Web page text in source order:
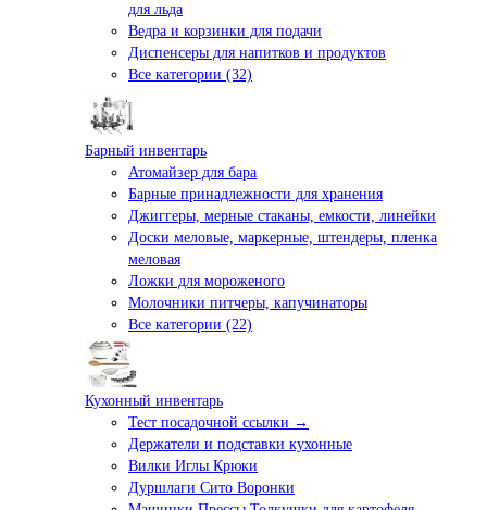
для льда
Ведра и корзинки для подачи
Диспенсеры для напитков и продуктов
Все категории (32)
Барный инвентарь
Атомайзер для бара
Барные принадлежности для хранения
Джиггеры, мерные стаканы, емкости, линейки
Доски меловые, маркерные, штендеры, пленка
меловая
Ложки для мороженого
Молочники питчеры, капучинаторы
Все категории (22)
Кухонный инвентарь
Тест посадочной ссылки →
Держатели и подставки кухонные
Вилки Иглы Крюки
Дуршлаги Сито Воронки